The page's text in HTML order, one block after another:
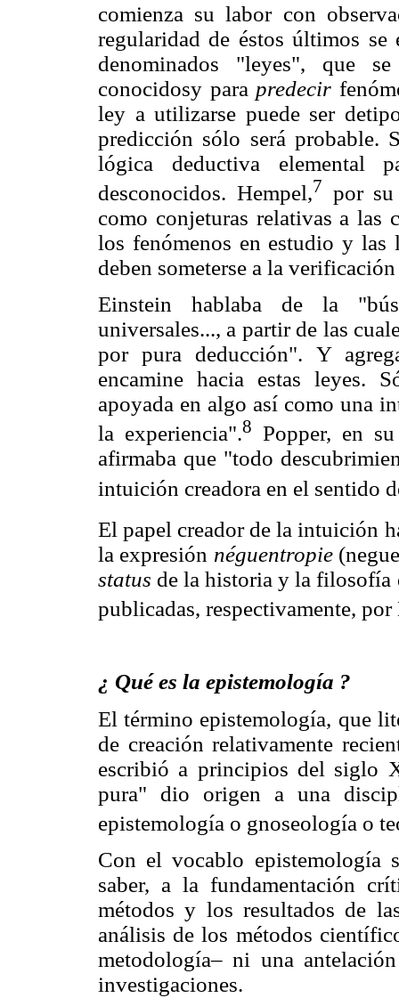
comienza su labor con
regularidad de éstos últimos se
denominados "leyes", que
conocidosy para predecir
ley a utilizarse puede ser
predicción sólo será probable.
lógica deductiva elemental
desconocidos. Hempel,7 por su
como conjeturas relativas a las
los fenómenos en estudio y las
deben someterse a la
Einstein hablaba de la
universales..., a partir de las
por pura deducción". Y
encamine hacia estas leyes.
apoyada en algo así como una
la experiencia".8 Popper, en
afirmaba que "todo
intuición creadora en el sentido
El papel creador de la intuición
la expresión néguentropie
status de la historia y la filosofía
publicadas, respectivamente,
¿ Qué es la epistemología ?
El término epistemología, que
de creación relativamente
escribió a principios del siglo
pura" dio origen a una
epistemología o gnoseología o
Con el vocablo epistemología
saber, a la fundamentación
métodos y los resultados de
análisis de los métodos
metodología– ni una
investigaciones.